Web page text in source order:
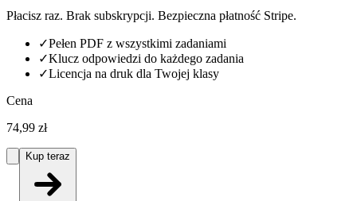
Płacisz raz. Brak subskrypcji. Bezpieczna płatność Stripe.
✓Pełen PDF z wszystkimi zadaniami
✓Klucz odpowiedzi do każdego zadania
✓Licencja na druk dla Twojej klasy
Cena
74,99 zł
Kup teraz